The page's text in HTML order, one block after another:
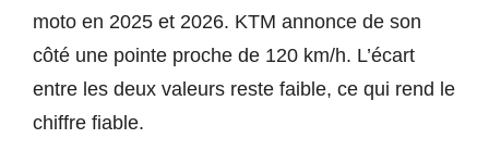
moto en 2025 et 2026. KTM annonce de son
côté une pointe proche de 120 km/h. L’écart
entre les deux valeurs reste faible, ce qui rend le
chiffre fiable.